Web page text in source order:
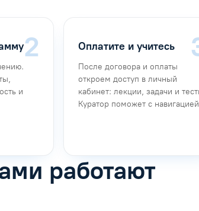
и
Оплатите и учитесь
После договора и оплаты
откроем доступ в личный
кабинет: лекции, задачи и
Куратор поможет с
работают